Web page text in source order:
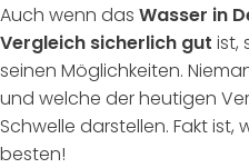
Auch wenn das Wasser in
Vergleich sicherlich gut ist,
seinen Möglichkeiten.
und welche der heutigen
Schwelle darstellen. Fakt ist,
besten!